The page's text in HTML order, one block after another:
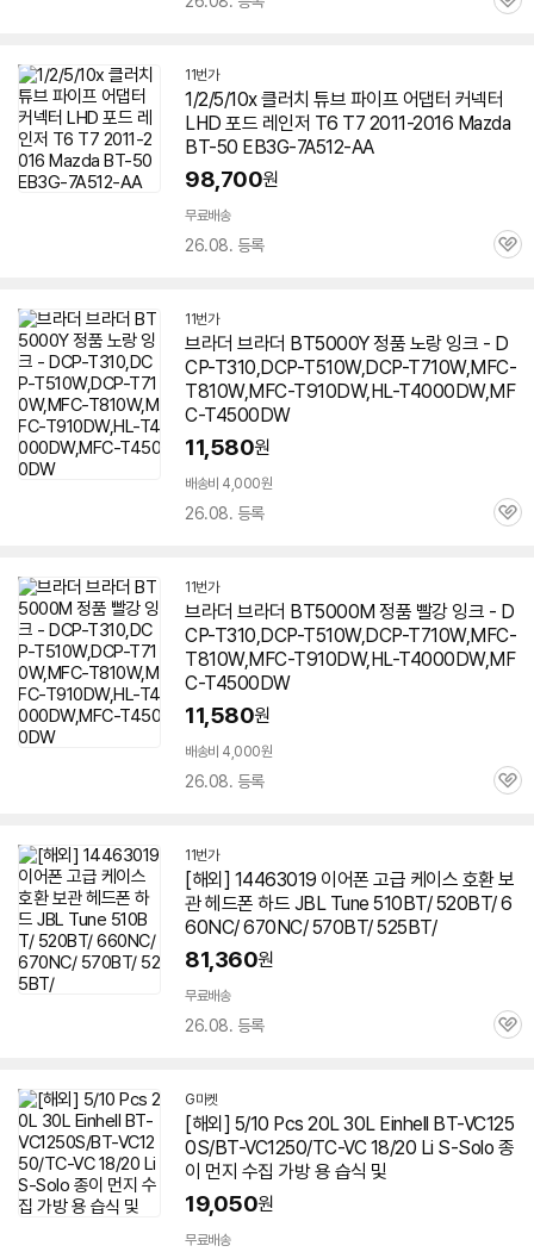
관
11번가
1/2/5/10x 클러치 튜브 파이프 어댑터 커넥터
LHD 포드 레인저 T6 T7 2011-2016 Mazda
BT-50 EB3G-7A512-AA
98,700원
무료배송
26.08. 등록
관
11번가
브라더 브라더 BT5000Y 정품 노랑 잉크 - D
CP-T310,DCP-T510W,DCP-T710W,MFC-
T810W,MFC-T910DW,HL-T4000DW,MF
C-T4500DW
11,580원
배송비 4,000원
26.08. 등록
관
11번가
브라더 브라더 BT5000M 정품 빨강 잉크 - D
CP-T310,DCP-T510W,DCP-T710W,MFC-
T810W,MFC-T910DW,HL-T4000DW,MF
C-T4500DW
11,580원
배송비 4,000원
26.08. 등록
관
11번가
[해외] 14463019 이어폰 고급 케이스 호환 보
관 헤드폰 하드 JBL Tune 510BT/ 520BT/ 6
60NC/ 670NC/ 570BT/ 525BT/
81,360원
무료배송
26.08. 등록
관
G마켓
[해외] 5/10 Pcs 20L 30L Einhell BT-VC125
0S/BT-VC1250/TC-VC 18/20 Li S-Solo 종
이 먼지 수집 가방 용 습식 및
19,050원
무료배송